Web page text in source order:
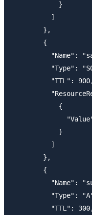
            }
          ]
        },
        {
"Name":
"Type":
"TTL":
            {
            }
          ]
        },
        {
"Name":
"Type":
"TTL":